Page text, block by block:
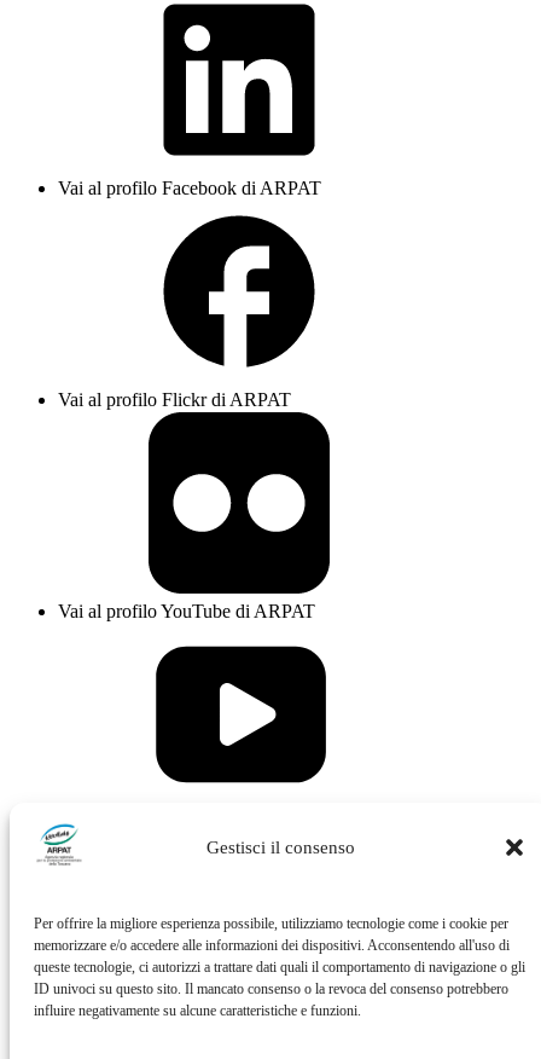
Gestisci il consenso
Per offrire la migliore esperienza possibile, utilizziamo tecnologie come i cookie per
memorizzare e/o accedere alle informazioni dei dispositivi. Acconsentendo all'uso di
queste tecnologie, ci autorizzi a trattare dati quali il comportamento di navigazione o gli
ID univoci su questo sito. Il mancato consenso o la revoca del consenso potrebbero
influire negativamente su alcune caratteristiche e funzioni.
Vai al profilo Facebook di ARPAT
Vai al profilo Flickr di ARPAT
Vai al profilo YouTube di ARPAT
Vai al profilo Issuu di ARPAT